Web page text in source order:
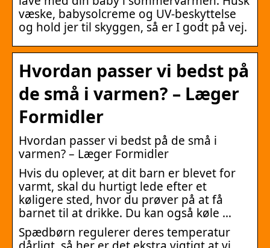
væske, babysolcreme og UV-beskyttelse
og hold jer til skyggen, så er I godt på vej.
Hvordan passer vi bedst på
de små i varmen? – Læger
Formidler
Hvordan passer vi bedst på de små i
varmen? – Læger Formidler
Hvis du oplever, at dit barn er blevet for
varmt, skal du hurtigt lede efter et
køligere sted, hvor du prøver på at få
barnet til at drikke. Du kan også køle …
Spædbørn regulerer deres temperatur